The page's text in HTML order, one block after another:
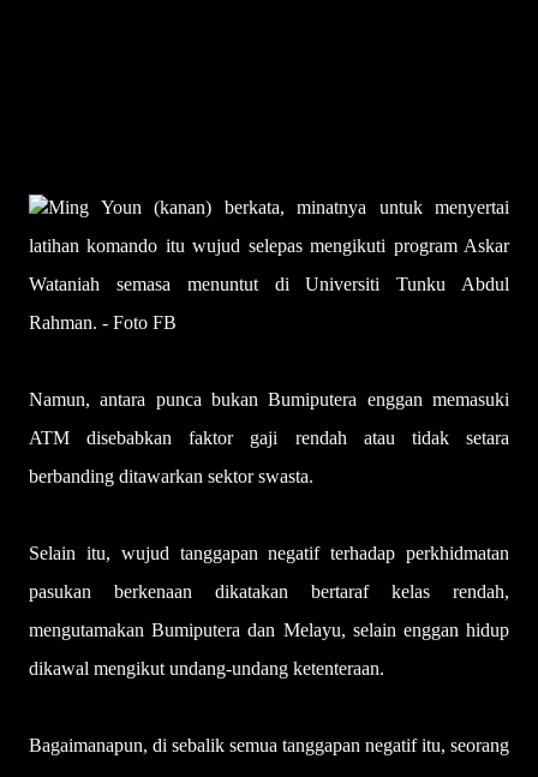
Ming Youn (kanan) berkata, minatnya untuk menyertai
latihan komando itu wujud selepas mengikuti program Askar
Wataniah semasa menuntut di Universiti Tunku Abdul
Rahman. - Foto FB
Namun, antara punca bukan Bumiputera enggan memasuki
ATM disebabkan faktor gaji rendah atau tidak setara
berbanding ditawarkan sektor swasta.
Selain itu, wujud tanggapan negatif terhadap perkhidmatan
pasukan berkenaan dikatakan bertaraf kelas rendah,
mengutamakan Bumiputera dan Melayu, selain enggan hidup
dikawal mengikut undang-undang ketenteraan.
Bagaimanapun, di sebalik semua tanggapan negatif itu, seorang